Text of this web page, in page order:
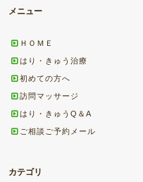
メニュー
ＨＯＭＥ
はり・きゅう治療
初めての方へ
訪問マッサージ
はり・きゅうQ＆A
ご相談ご予約メール
カテゴリ